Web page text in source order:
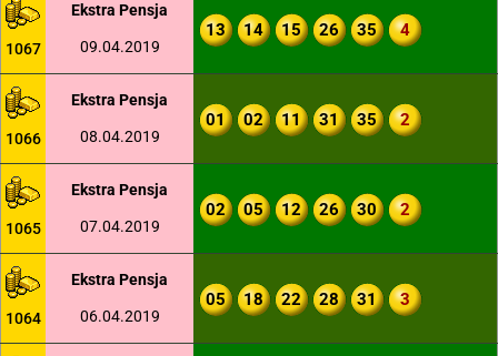
1067
Ekstra Pensja
09.04.2019
13 14 15 26 35 4
1066
Ekstra Pensja
08.04.2019
01 02 11 31 35 2
1065
Ekstra Pensja
07.04.2019
02 05 12 26 30 2
1064
Ekstra Pensja
06.04.2019
05 18 22 28 31 3